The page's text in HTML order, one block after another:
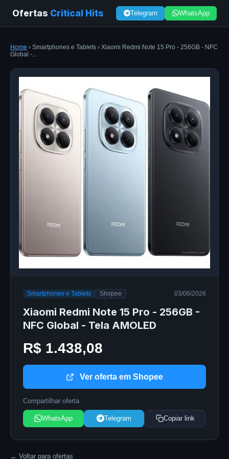
Ofertas Critical Hits Telegram WhatsApp
Home › Smartphones e Tablets › Xiaomi Redmi Note 15 Pro - 256GB - NFC
Global -...
Smartphones e Tablets Shopee 03/06/2026
Xiaomi Redmi Note 15 Pro - 256GB -
NFC Global - Tela AMOLED
R$ 1.438,08
Ver oferta em Shopee
Compartilhar oferta
WhatsApp Telegram Copiar link
← Voltar para ofertas